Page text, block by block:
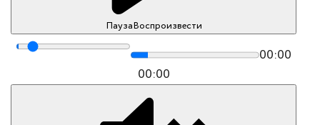
ПаузаВоспроизвести
00:00
00:00